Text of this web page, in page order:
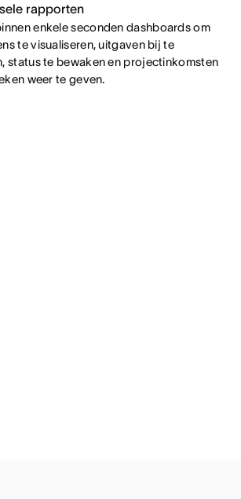
rapporten
enkele seconden dashboards om
te visualiseren, uitgaven bij te
status te bewaken en projectinkomsten
weer te geven.